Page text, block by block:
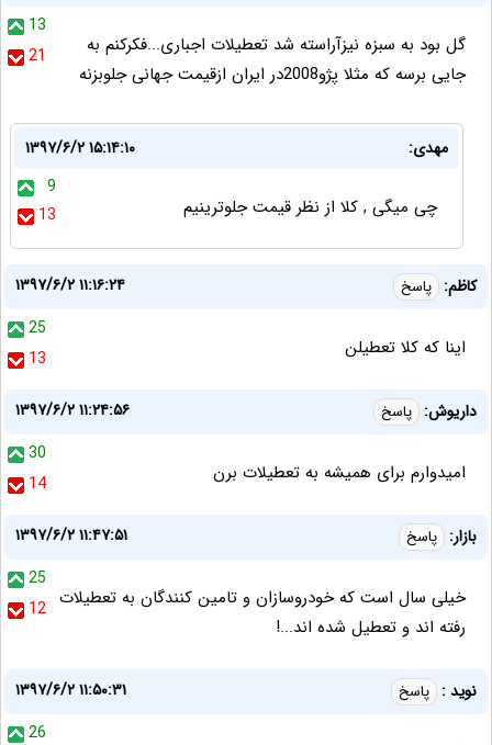
13
21
گل بود به سبزه نیزآراسته شد تعطیلات اجباری...فکرکنم به
جایی برسه که مثلا پژو2008در ایران ازقیمت جهانی جلوبزنه
مهدی:
۱۳۹۷/۶/۲ ۱۵:۱۴:۱۰
9
13
چی میگی , کلا از نظر قیمت جلوترینیم
كاظم: پاسخ
۱۳۹۷/۶/۲ ۱۱:۱۶:۲۴
25
13
اينا كه كلا تعطيلن
داریوش: پاسخ
۱۳۹۷/۶/۲ ۱۱:۲۴:۵۶
30
14
امیدوارم برای همیشه به تعطیلات برن
بازار: پاسخ
۱۳۹۷/۶/۲ ۱۱:۴۷:۵۱
25
12 خیلی سال است که خودروسازان و تامین کنندگان به تعطیلات
رفته اند و تعطیل شده اند...!
نوید : پاسخ
۱۳۹۷/۶/۲ ۱۱:۵۰:۳۱
26